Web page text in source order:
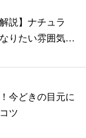
説】ナチュラ
りたい雰囲気を
今どきの目元に
ツ